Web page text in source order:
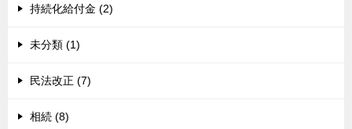
持続化給付金 (2)
未分類 (1)
民法改正 (7)
相続 (8)